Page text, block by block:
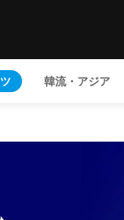
韓流・アジア